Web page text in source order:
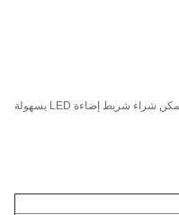
- مناسب لشريط إضاءة LED بعرض 5-8 مم ، ويمكن شراء شريط إضاءة LED بسهولة